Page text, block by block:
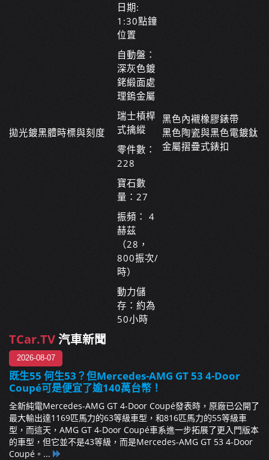
拋光鍍黑體時標與刻度
日期:
1:30點鐘
位置
自動盤：
深灰色鍍
銠緞面處
理鎢金屬
瑞士槓桿
式擒縱
零件數：
228
寶石數
量：27
振頻： 4
赫茲
（28，
800振次/
時）
動力儲
存：約為
50小時
黑色內襯橡膠錶帶
黑色陶瓷與黑色電鍍鈦
金屬摺疊式錶扣
TCar.TV汽車新聞
2026-08-07
既生55 何生53？但Mercedes-AMG GT 53 4-Door
Coupé可是便宜了逾140萬台幣！
全新純電Mercedes-AMG GT 4-Door Coupé發表時，原廠已公開了
最大輸出達1169匹馬力的63等級車型，和816匹馬力的55等級車
型，而這天，AMG GT 4-Door Coupé車系進一步拓展了更入門版本
的車型，但它並不是43等級，而是Mercedes-AMG GT 53 4-Door
Coupé。...